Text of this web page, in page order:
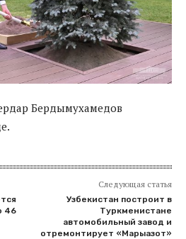
Бердымухамедов
46
Следующая статья
Узбекистан построит в
Туркменистане
автомобильный завод и
отремонтирует «Марыазот»